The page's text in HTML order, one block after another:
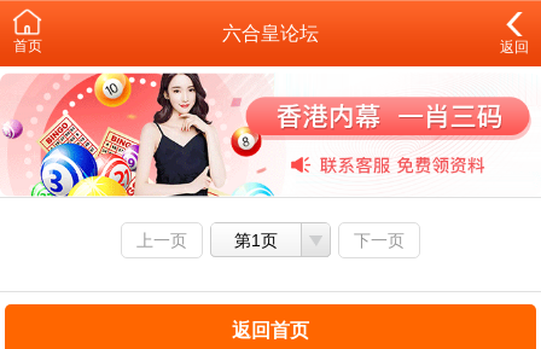
首页
六合皇论坛
返回
上一页 第1页 下一页
返回首页